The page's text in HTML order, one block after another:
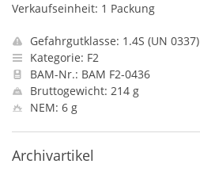
Verkaufseinheit: 1 Packung
Gefahrgutklasse: 1.4S (UN 0337)
Kategorie: F2
BAM-Nr.: BAM F2-0436
Bruttogewicht: 214 g
NEM: 6 g
Archivartikel